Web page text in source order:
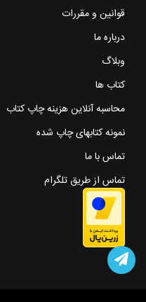
قوانین و مقررات
درباره ما
وبلاگ
کتاب ها
محاسبه آنلاین هزینه چاپ کتاب
نمونه کتابهای چاپ شده
تماس با ما
تماس از طریق تلگرام